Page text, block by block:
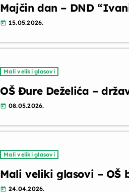
Majčin dan – DND
today 15.05.2026.
Mali veliki glasovi
OŠ Đure Deželića –
today 08.05.2026.
Mali veliki glasovi
Mali veliki glasovi – OŠ
today 24.04.2026.